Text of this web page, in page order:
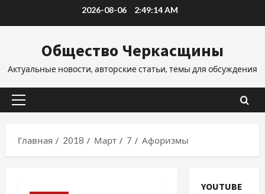
2026-08-06 2:49:15 AM
Общество Черкасщины
Актуальные новости, авторские статьи, темы для обсуждения
Основное
Главная
2018 Март 7 Афоризмы
YOUTUBE